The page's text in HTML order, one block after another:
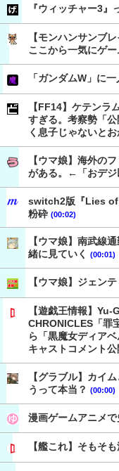
『ウィッチャー3』
【モンハンサンブ
ここから一気にゲ
「ガンダムW」に
【FF14】ケテンラ
すぎる。考察勢「
く息子じゃないとお
【ウマ娘】海外の
がある。←「おデジ
switch2版『Lies of
粉砕 (00:02)
【ウマ娘】南武線
緒に見ていく
(00:01)
【ウマ娘】ジェン
【遊戯王情報】
CHRONICLES「罪
ら「黒魔女ディア
キャストコメント公
【グラブル】カイ
うって本当？ (00:00)
漫画ゲームアニメ
【艦これ】そもそ